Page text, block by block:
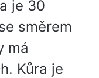
je 30
směrem
má
Kůra je